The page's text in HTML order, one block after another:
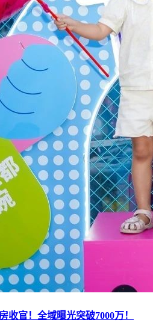
收官！全域曝光突破7000万！